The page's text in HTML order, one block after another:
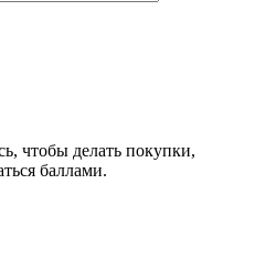
чтобы делать покупки,
баллами.